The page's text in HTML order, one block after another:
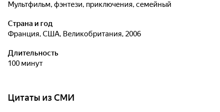
мультфильм, фэнтези, приключения, семейный
Страна и год
Франция, США, Великобритания, 2006
Длительность
100 минут
Цитаты из СМИ